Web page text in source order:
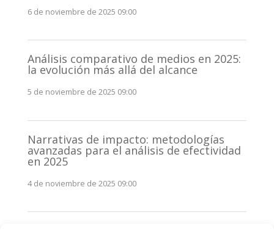
6 de noviembre de 2025 09:00
Análisis comparativo de medios en 2025:
la evolución más allá del alcance
5 de noviembre de 2025 09:00
Narrativas de impacto: metodologías
avanzadas para el análisis de efectividad
en 2025
4 de noviembre de 2025 09:00